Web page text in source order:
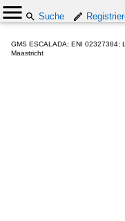
Suche
GMS ESCALADA; ENI 02327384;
Maastricht